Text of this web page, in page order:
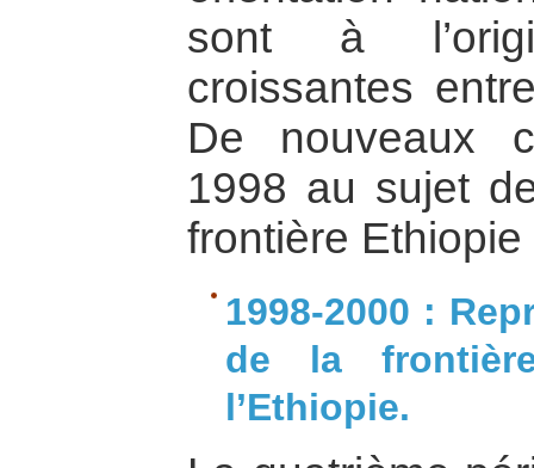
sont à
croissantes
De nouveaux
1998 au sujet
frontière
1998-2000 :
de la
l’Ethiopie.